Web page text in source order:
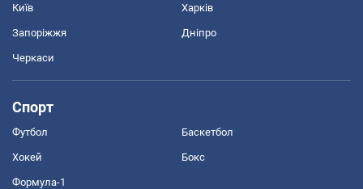
Київ Харків
Запоріжжя Дніпро
Черкаси
Спорт
Футбол Баскетбол
Хокей Бокс
Формула-1